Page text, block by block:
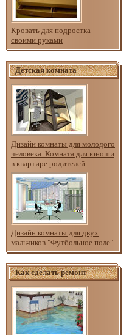
Кровать для подростка
своими руками
Детская комната
Дизайн комнаты для молодого
человека. Комната для юноши
в квартире родителей
Дизайн комнаты для двух
мальчиков "Футбольное поле"
Как сделать ремонт